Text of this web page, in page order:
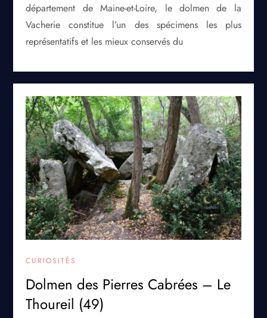
département de Maine-et-Loire, le dolmen de la
Vacherie constitue l’un des spécimens les plus
représentatifs et les mieux conservés du
CURIOSITÉS
Dolmen des Pierres Cabrées – Le
Thoureil (49)